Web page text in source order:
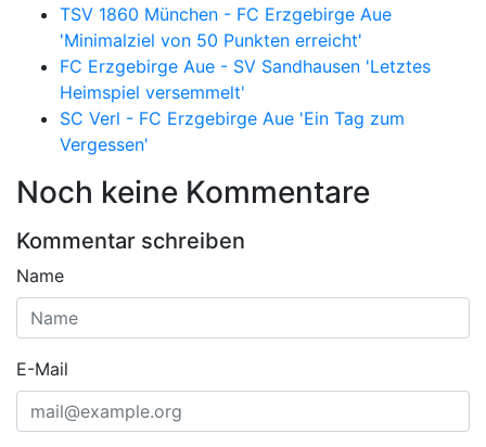
TSV 1860 München - FC Erzgebirge Aue
'Minimalziel von 50 Punkten erreicht'
FC Erzgebirge Aue - SV Sandhausen 'Letztes
Heimspiel versemmelt'
SC Verl - FC Erzgebirge Aue 'Ein Tag zum
Vergessen'
Noch keine Kommentare
Kommentar schreiben
Name
E-Mail